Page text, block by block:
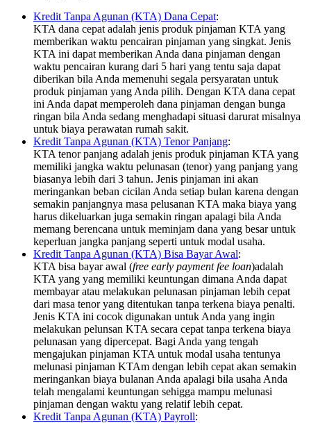
Kredit Tanpa Agunan (KTA) Dana Cepat:
KTA dana cepat adalah jenis produk pinjaman KTA yang
memberikan waktu pencairan pinjaman yang singkat. Jenis
KTA ini dapat memberikan Anda dana pinjaman dengan
waktu pencairan kurang dari 5 hari yang tentu saja dapat
diberikan bila Anda memenuhi segala persyaratan untuk
produk pinjaman yang Anda pilih. Dengan KTA dana cepat
ini Anda dapat memperoleh dana pinjaman dengan bunga
ringan bila Anda sedang menghadapi situasi darurat misalnya
untuk biaya perawatan rumah sakit.
Kredit Tanpa Agunan (KTA) Tenor Panjang:
KTA tenor panjang adalah jenis produk pinjaman KTA yang
memiliki jangka waktu pelunasan (tenor) yang panjang yang
biasanya lebih dari 3 tahun. Jenis pinjaman ini akan
meringankan beban cicilan Anda setiap bulan karena dengan
semakin panjangnya masa pelusanan KTA maka biaya yang
harus dikeluarkan juga semakin ringan apalagi bila Anda
memang berencana untuk meminjam dana yang besar untuk
keperluan jangka panjang seperti untuk modal usaha.
Kredit Tanpa Agunan (KTA) Bisa Bayar Awal:
KTA bisa bayar awal (free early payment fee loan)adalah
KTA yang yang memiliki keuntungan dimana Anda dapat
membayar atau melakukan pelunasan pinjaman lebih cepat
dari masa tenor yang ditentukan tanpa terkena biaya penalti.
Jenis KTA ini cocok digunakan untuk Anda yang ingin
melakukan pelunsan KTA secara cepat tanpa terkena biaya
pelunasan yang dipercepat. Bagi Anda yang tengah
mengajukan pinjaman KTA untuk modal usaha tentunya
melunasi pinjaman KTAm dengan lebih cepat akan semakin
meringankan biaya bulanan Anda apalagi bila usaha Anda
telah mengalami keuntungan sehigga mampu melunasi
pinjaman dengan waktu yang relatif lebih cepat.
Kredit Tanpa Agunan (KTA) Payroll: